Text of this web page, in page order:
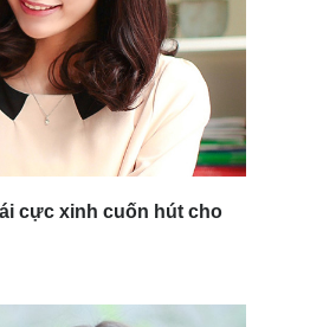
cực xinh cuốn hút cho